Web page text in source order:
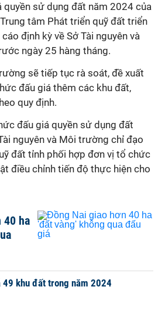
quyền sử dụng đất năm 2024 của
tâm Phát triển quỹ đất triển
định kỳ về Sở Tài nguyên và
ngày 25 hàng tháng.
sẽ tiếp tục rà soát, đề xuất
đấu giá thêm các khu đất,
quy định.
đấu giá quyền sử dụng đất
nguyên và Môi trường chỉ đạo
đất tỉnh phối hợp đơn vị tổ chức
điều chỉnh tiến độ thực hiện cho
40 ha
khu đất trong năm 2024